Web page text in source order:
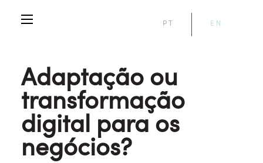
PT EN
Adaptação ou
transformação
digital para os
negócios?